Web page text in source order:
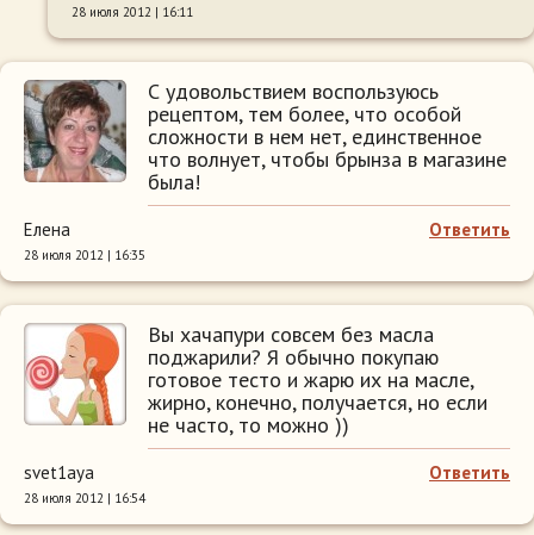
28 июля 2012 | 16:11
С удовольствием воспользуюсь
рецептом, тем более, что особой
сложности в нем нет, единственное
что волнует, чтобы брынза в магазине
была!
Ответить
Елена
28 июля 2012 | 16:35
Вы хачапури совсем без масла
поджарили? Я обычно покупаю
готовое тесто и жарю их на масле,
жирно, конечно, получается, но если
не часто, то можно ))
Ответить
svet1aya
28 июля 2012 | 16:54